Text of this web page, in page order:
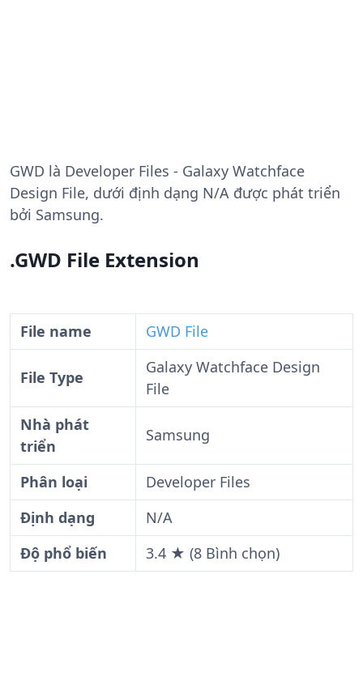
GWD là Developer Files - Galaxy Watchface
Design File, dưới định dạng N/A được phát triển
bởi Samsung.
.GWD File Extension
File name GWD File
File Type
Galaxy Watchface Design
File
Nhà phát
triển
Samsung
Phân loại
Developer Files
Định dạng
N/A
Độ phổ biến
3.4 ★ (8 Bình chọn)